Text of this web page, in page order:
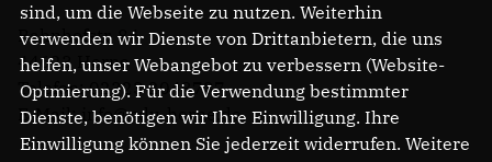
Bahnhofstr. 84
44623 Herne
Telefon: 02323 2043737
E-Mail: info@cdu-herne.de
sind, um die Webseite zu nutzen. Weiterhin
verwenden wir Dienste von Drittanbietern, die uns
helfen, unser Webangebot zu verbessern (Website-
Optmierung). Für die Verwendung bestimmter
Dienste, benötigen wir Ihre Einwilligung. Ihre
Einwilligung können Sie jederzeit widerrufen. Weitere